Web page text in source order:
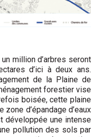
million d’arbres seront
d’ici à deux ans.
de la Plaine de
forestier vise
boisée, cette plaine
d’épandage d’eaux
développée une intense
pollution des sols par